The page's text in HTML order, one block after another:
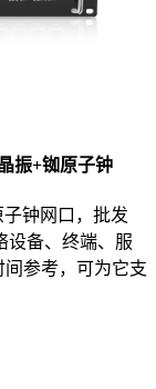
振+铷原子钟
钟网口，批发
设备、终端、服
参考，可为它支